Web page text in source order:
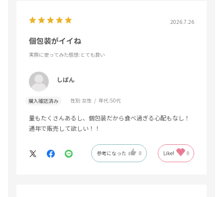
2026.7.26
個包装がイイね
実際に使ってみた感想:とても良い
しばん
購入確認済み 性別:女性 年代:50代
量もたくさんあるし、個包装だから食べ過ぎる心配もなし！
通年で販売して欲しい！！
参考になった 0 Like! 0